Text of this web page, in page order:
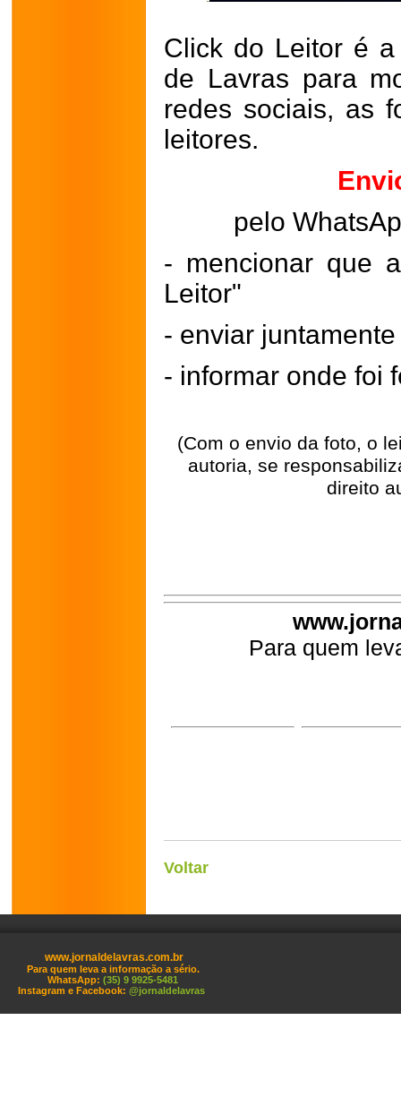
Click do Leitor é
de Lavras para
redes sociais, as
leitores.
pelo
- mencionar que
Leitor"
- enviar
- informar onde foi
(Com o envio da foto, o
autoria, se
direito
Para quem
Voltar
www.jornaldelavras.com.br
Para quem leva a informação a sério.
WhatsApp: (35) 9 9925-5481
Instagram e Facebook: @jornaldelavras